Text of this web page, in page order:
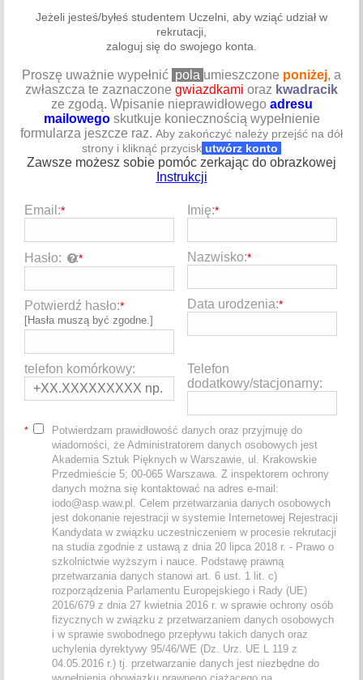
Jeżeli jesteś/byłeś studentem Uczelni, aby wziąć udział w
rekrutacji,
zaloguj się do swojego konta.
Proszę uważnie wypełnić pola umieszczone poniżej, a
zwłaszcza te zaznaczone gwiazdkami oraz kwadracik
ze zgodą. Wpisanie nieprawidłowego adresu
mailowegoskutkuje koniecznością wypełnienie
formularza jeszcze raz. Aby zakończyć należy przejść na dół
strony i kliknąć przycisk utwórz konto
Zawsze możesz sobie pomóc zerkając do obrazkowej
Instrukcji
Email:*
Hasło: :*
Potwierdź hasło:*
[Hasła muszą być zgodne.]
Imię:*
Nazwisko:*
Data urodzenia:*
telefon komórkowy:
Telefon
dodatkowy/stacjonarny:
*
Potwierdzam prawidłowość danych oraz przyjmuję do
wiadomości, że Administratorem danych osobowych jest
Akademia Sztuk Pięknych w Warszawie, ul. Krakowskie
Przedmieście 5; 00-065 Warszawa. Z inspektorem ochrony
danych można się kontaktować na adres e-mail:
iodo@asp.waw.pl. Celem przetwarzania danych osobowych
jest dokonanie rejestracji w systemie Internetowej Rejestracji
Kandydata w związku uczestniczeniem w procesie rekrutacji
na studia zgodnie z ustawą z dnia 20 lipca 2018 r. - Prawo o
szkolnictwie wyższym i nauce. Podstawę prawną
przetwarzania danych stanowi art. 6 ust. 1 lit. c)
rozporządzenia Parlamentu Europejskiego i Rady (UE)
2016/679 z dnia 27 kwietnia 2016 r. w sprawie ochrony osób
fizycznych w związku z przetwarzaniem danych osobowych
i w sprawie swobodnego przepływu takich danych oraz
uchylenia dyrektywy 95/46/WE (Dz. Urz. UE L 119 z
04.05.2016 r.) tj. przetwarzanie danych jest niezbędne do